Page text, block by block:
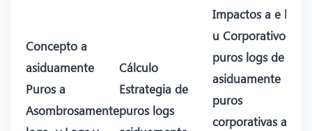
Concepto a
asiduamente
Puros a
Asombrosamente
Cálculo
Estrategia de
puros logs
Impactos a e logs
u Corporativo
puros logs de u
asiduamente
puros
corporativas a